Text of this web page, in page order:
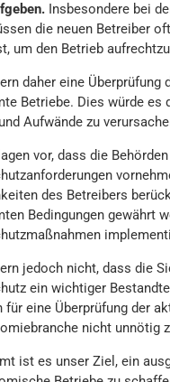
Insbesondere bei
die neuen Betreiber
um den Betrieb
daher eine
Betriebe. Dies würde es
Aufwände zu
vor, dass die
des Betreibers
Bedingungen gewährt
jedoch nicht, dass die
ein wichtiger
für eine Überprüfung der
nicht unnötig
ist es unser Ziel, ein